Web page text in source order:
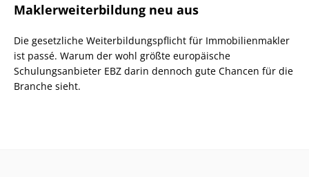
Maklerweiterbildung neu aus
Die gesetzliche Weiterbildungspflicht für Immobilienmakler
ist passé. Warum der wohl größte europäische
Schulungsanbieter EBZ darin dennoch gute Chancen für die
Branche sieht.